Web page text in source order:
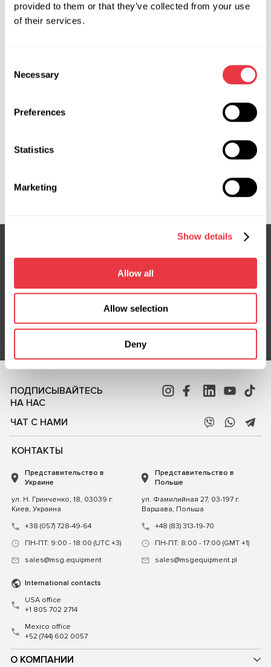
provided to them or that they’ve collected from your use
of their services.
Selection
Necessary
Preferences
Statistics
Marketing
Show details
Allow all
Allow selection
Deny
MSG Equipment на международных
автосервиса и диагностики. Встретимся лично в
США и Китае.
Подпишитесь на нашу рассылку
Не пропустите эксклюзивные предложения и скидки
Подписаться
ПОДПИСЫВАЙТЕСЬ
НА НАС
ЧАТ С НАМИ
О КОМПАНИИ
КОНТАКТЫ
Представительство в
Украине
ул. Н. Гринченко, 18, 03039 г.
Киев, Украина
+38 (057) 728-49-64
ПН-ПТ: 9:00 - 18:00 (UTC +3)
sales@msg.equipment
Представительство в
Польше
ул. Фамилийная 27, 03-197 г.
Варшава, Польша
+48 (83) 313-19-70
ПН-ПТ: 8:00 - 17:00 (GMT +1)
sales@msgequipment.pl
International contacts
USA office
+1 805 702 2714
Mexico office
+52 (744) 602 0057